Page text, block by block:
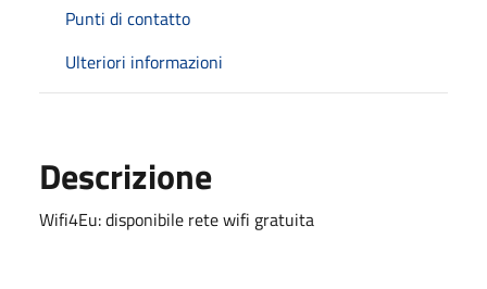
Punti di contatto
Ulteriori informazioni
Descrizione
Wifi4Eu: disponibile rete wifi gratuita